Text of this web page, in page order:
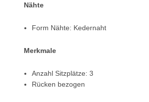
Nähte
Form Nähte: Kedernaht
Merkmale
Anzahl Sitzplätze: 3
Rücken bezogen